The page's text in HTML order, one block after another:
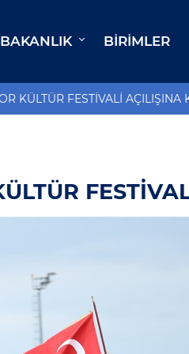
BAKANLIK BIRIMLER
KÜLTÜR FESTİVALİ AÇILIŞINA